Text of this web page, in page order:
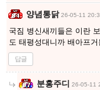
양념통닭 26-05-11
국짐 병신새끼들은 이란
도 태평성대니까 배아프거
답글
분홍주디 26-05-11